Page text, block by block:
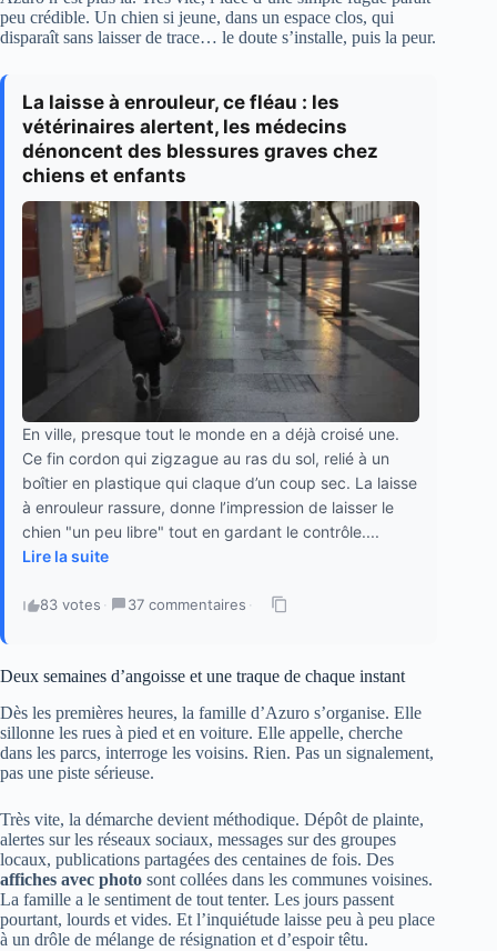
peu crédible. Un chien si jeune, dans un espace clos, qui
disparaît sans laisser de trace… le doute s’installe, puis la peur.
La laisse à enrouleur, ce fléau : les
vétérinaires alertent, les médecins
dénoncent des blessures graves chez
chiens et enfants
En ville, presque tout le monde en a déjà croisé une.
Ce fin cordon qui zigzague au ras du sol, relié à un
boîtier en plastique qui claque d’un coup sec. La laisse
à enrouleur rassure, donne l’impression de laisser le
chien "un peu libre" tout en gardant le contrôle....
Lire la suite
83 votes · 37 commentaires ·
Deux semaines d’angoisse et une traque de chaque instant
Dès les premières heures, la famille d’Azuro s’organise. Elle
sillonne les rues à pied et en voiture. Elle appelle, cherche
dans les parcs, interroge les voisins. Rien. Pas un signalement,
pas une piste sérieuse.
Très vite, la démarche devient méthodique. Dépôt de plainte,
alertes sur les réseaux sociaux, messages sur des groupes
locaux, publications partagées des centaines de fois. Des
affiches avec photo sont collées dans les communes voisines.
La famille a le sentiment de tout tenter. Les jours passent
pourtant, lourds et vides. Et l’inquiétude laisse peu à peu place
à un drôle de mélange de résignation et d’espoir têtu.